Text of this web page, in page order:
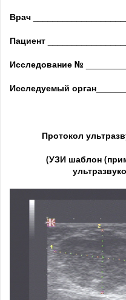
Врач
Пациент
Исследование №
Исследуемый орган
Протокол
(УЗИ шаблон